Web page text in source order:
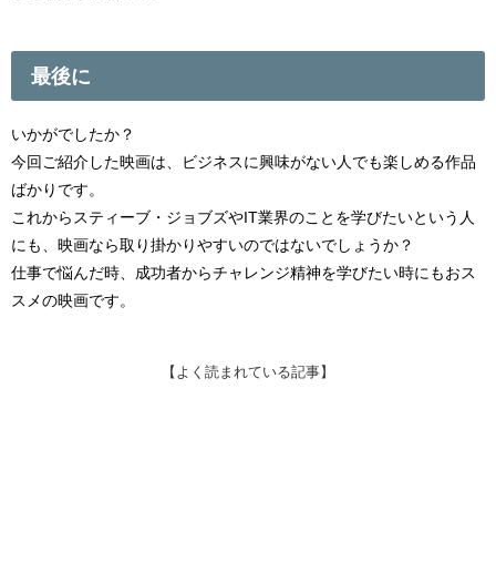
最後に
いかがでしたか？
今回ご紹介した映画は、ビジネスに興味がない人でも楽しめる作品
ばかりです。
これからスティーブ・ジョブズやIT業界のことを学びたいという人
にも、映画なら取り掛かりやすいのではないでしょうか？
仕事で悩んだ時、成功者からチャレンジ精神を学びたい時にもおス
スメの映画です。
【よく読まれている記事】